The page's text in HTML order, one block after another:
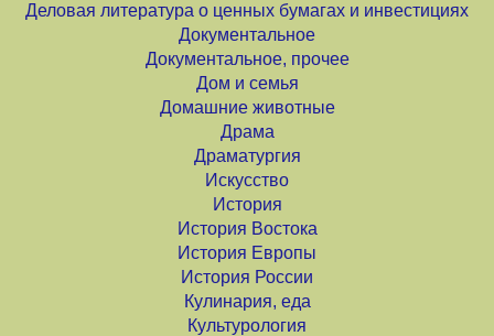
Деловая литература о ценных бумагах и инвестициях
Документальное
Документальное, прочее
Дом и семья
Домашние животные
Драма
Драматургия
Искусство
История
История Востока
История Европы
История России
Кулинария, еда
Культурология